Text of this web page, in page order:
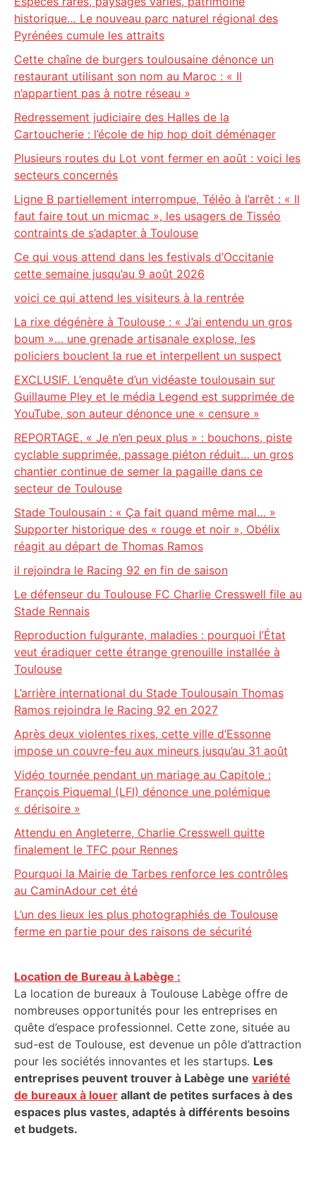
historique… Le nouveau parc naturel régional des
Pyrénées cumule les attraits
Cette chaîne de burgers toulousaine dénonce un
restaurant utilisant son nom au Maroc : « Il
n’appartient pas à notre réseau »
Redressement judiciaire des Halles de la
Cartoucherie : l’école de hip hop doit déménager
Plusieurs routes du Lot vont fermer en août : voici les
secteurs concernés
Ligne B partiellement interrompue, Téléo à l’arrêt : « Il
faut faire tout un micmac », les usagers de Tisséo
contraints de s’adapter à Toulouse
Ce qui vous attend dans les festivals d’Occitanie
cette semaine jusqu’au 9 août 2026
voici ce qui attend les visiteurs à la rentrée
La rixe dégénère à Toulouse : « J’ai entendu un gros
boum »… une grenade artisanale explose, les
policiers bouclent la rue et interpellent un suspect
EXCLUSIF. L’enquête d’un vidéaste toulousain sur
Guillaume Pley et le média Legend est supprimée de
YouTube, son auteur dénonce une « censure »
REPORTAGE. « Je n’en peux plus » : bouchons, piste
cyclable supprimée, passage piéton réduit… un gros
chantier continue de semer la pagaille dans ce
secteur de Toulouse
Stade Toulousain : « Ça fait quand même mal… »
Supporter historique des « rouge et noir », Obélix
réagit au départ de Thomas Ramos
il rejoindra le Racing 92 en fin de saison
Le défenseur du Toulouse FC Charlie Cresswell file au
Stade Rennais
Reproduction fulgurante, maladies : pourquoi l’État
veut éradiquer cette étrange grenouille installée à
Toulouse
L’arrière international du Stade Toulousain Thomas
Ramos rejoindra le Racing 92 en 2027
Après deux violentes rixes, cette ville d’Essonne
impose un couvre-feu aux mineurs jusqu’au 31 août
Vidéo tournée pendant un mariage au Capitole :
François Piquemal (LFI) dénonce une polémique
« dérisoire »
Attendu en Angleterre, Charlie Cresswell quitte
finalement le TFC pour Rennes
Pourquoi la Mairie de Tarbes renforce les contrôles
au CaminAdour cet été
L’un des lieux les plus photographiés de Toulouse
ferme en partie pour des raisons de sécurité
Location de Bureau à Labège :
La location de bureaux à Toulouse Labège offre de
nombreuses opportunités pour les entreprises en
quête d’espace professionnel. Cette zone, située au
sud-est de Toulouse, est devenue un pôle d’attraction
pour les sociétés innovantes et les startups. Les
entreprises peuvent trouver à Labège une variété
de bureaux à louer allant de petites surfaces à des
espaces plus vastes, adaptés à différents besoins
et budgets.